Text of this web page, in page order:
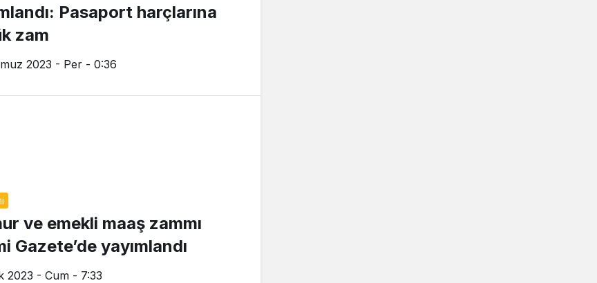
Pasaport harçlarına
zam
2023 - Per - 0:36
ve emekli maaş zammı
Gazete’de yayımlandı
2023 - Cum - 7:33